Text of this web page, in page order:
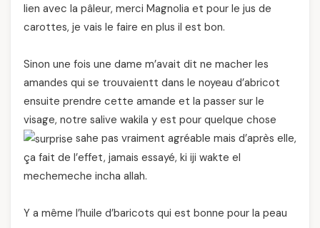
lien avec la pâleur, merci Magnolia et pour le jus de
carottes, je vais le faire en plus il est bon.
Sinon une fois une dame m’avait dit ne macher les
amandes qui se trouvaientt dans le noyeau d’abricot
ensuite prendre cette amande et la passer sur le
visage, notre salive wakila y est pour quelque chose
sahe pas vraiment agréable mais d’après elle,
ça fait de l’effet, jamais essayé, ki iji wakte el
mechemeche incha allah.
Y a même l’huile d’baricots qui est bonne pour la peau